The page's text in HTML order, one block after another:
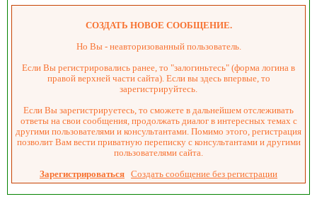
СОЗДАТЬ НОВОЕ СООБЩЕНИЕ.
Но Вы - неавторизованный пользователь.
Если Вы регистрировались ранее, то "залогиньтесь" (форма логина в
правой верхней части сайта). Если вы здесь впервые, то
зарегистрируйтесь.
Если Вы зарегистрируетесь, то сможете в дальнейшем отслеживать
ответы на свои сообщения, продолжать диалог в интересных темах с
другими пользователями и консультантами. Помимо этого, регистрация
позволит Вам вести приватную переписку с консультантами и другими
пользователями сайта.
Зарегистрироваться Создать сообщение без регистрации